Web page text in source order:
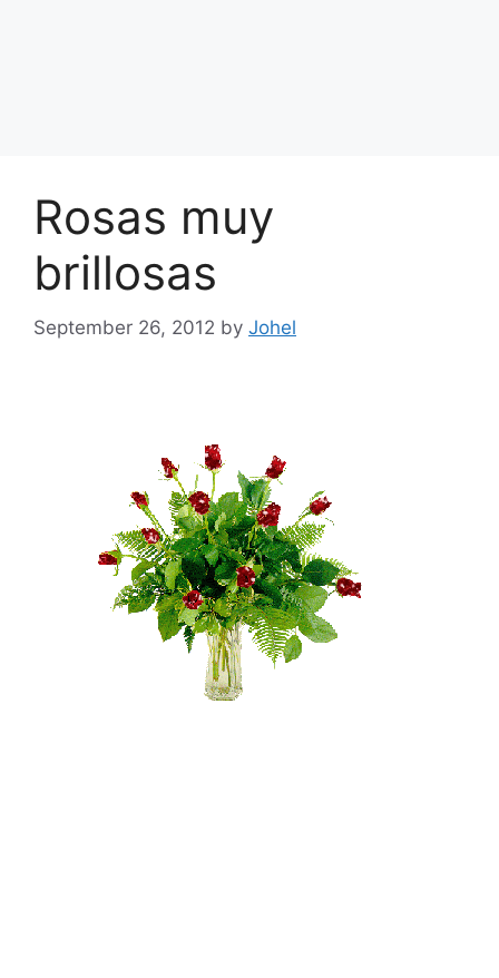
Rosas muy
brillosas
September 26, 2012 by Johel